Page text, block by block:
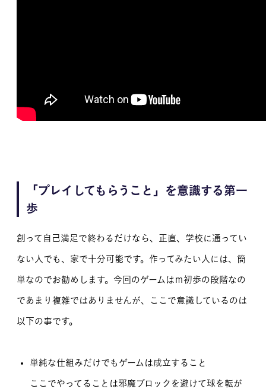
「プレイしてもらうこと」を意識する第一
歩
創って自己満足で終わるだけなら、正直、学校に通ってい
ない人でも、家で十分可能です。作ってみたい人には、簡
単なのでお勧めします。今回のゲームはｍ初歩の段階なの
であまり複雑ではありませんが、ここで意識しているのは
以下の事です。
単純な仕組みだけでもゲームは成立すること
ここでやってることは邪魔ブロックを避けて球を転が